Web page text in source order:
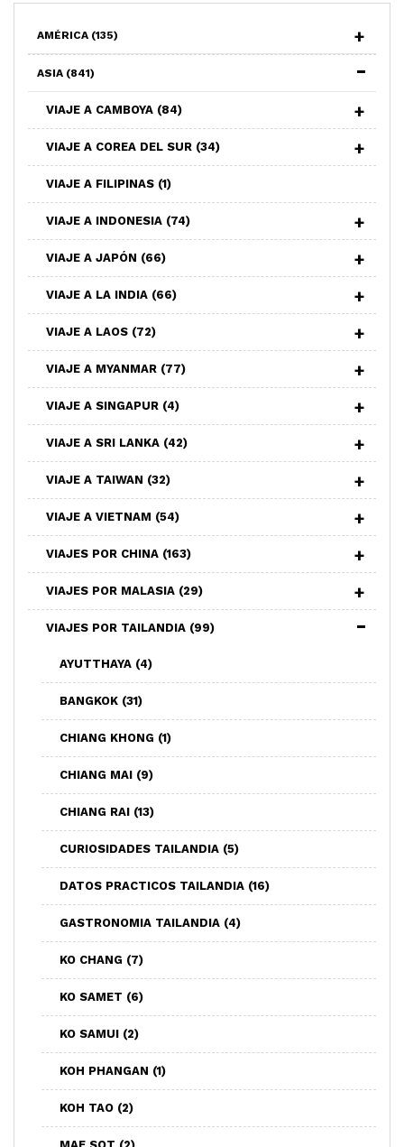
AMÉRICA (135)
ASIA (841)
VIAJE A CAMBOYA (84)
VIAJE A COREA DEL SUR (34)
VIAJE A FILIPINAS (1)
VIAJE A INDONESIA (74)
VIAJE A JAPÓN (66)
VIAJE A LA INDIA (66)
VIAJE A LAOS (72)
VIAJE A MYANMAR (77)
VIAJE A SINGAPUR (4)
VIAJE A SRI LANKA (42)
VIAJE A TAIWAN (32)
VIAJE A VIETNAM (54)
VIAJES POR CHINA (163)
VIAJES POR MALASIA (29)
VIAJES POR TAILANDIA (99)
AYUTTHAYA (4)
BANGKOK (31)
CHIANG KHONG (1)
CHIANG MAI (9)
CHIANG RAI (13)
CURIOSIDADES TAILANDIA (5)
DATOS PRACTICOS TAILANDIA (16)
GASTRONOMIA TAILANDIA (4)
KO CHANG (7)
KO SAMET (6)
KO SAMUI (2)
KOH PHANGAN (1)
KOH TAO (2)